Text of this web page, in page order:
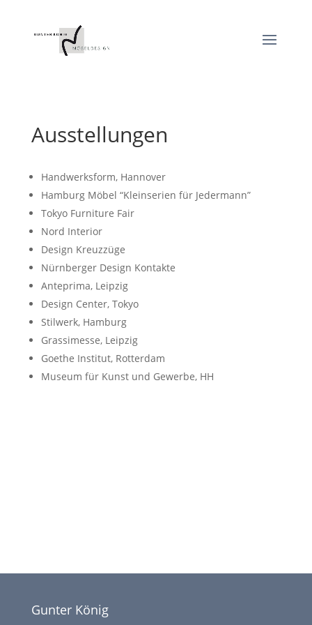
Ausstellungen
Handwerksform, Hannover
Hamburg Möbel “Kleinserien für Jedermann”
Tokyo Furniture Fair
Nord Interior
Design Kreuzzüge
Nürnberger Design Kontakte
Anteprima, Leipzig
Design Center, Tokyo
Stilwerk, Hamburg
Grassimesse, Leipzig
Goethe Institut, Rotterdam
Museum für Kunst und Gewerbe, HH
Gunter König